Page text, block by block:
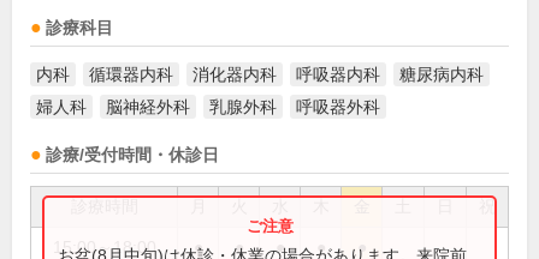
診療科目
内科 循環器内科 消化器内科 呼吸器内科
糖尿病内科
婦人科
脳神経外科 乳腺外科 呼吸器外科
診療/受付時間・休診日
祝
15:00～18:00 ● ● ● ● ●
お盆(8月中旬)は休診・休業の場合があります。来院前